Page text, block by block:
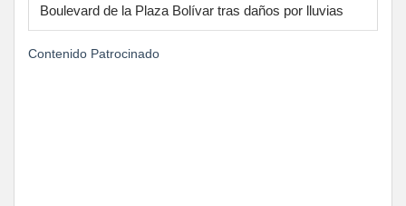
Boulevard de la Plaza Bolívar tras daños por lluvias
Contenido Patrocinado